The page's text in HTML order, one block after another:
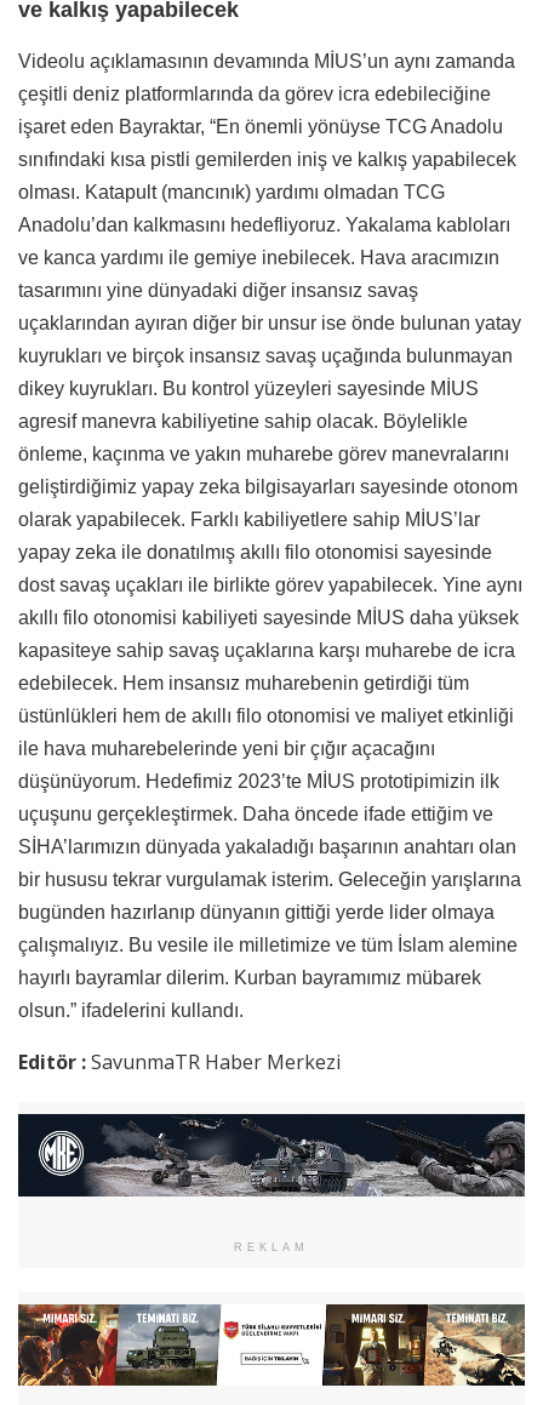
ve kalkış yapabilecek
Videolu açıklamasının devamında MİUS’un aynı zamanda
çeşitli deniz platformlarında da görev icra edebileciğine
işaret eden Bayraktar, “En önemli yönüyse TCG Anadolu
sınıfındaki kısa pistli gemilerden iniş ve kalkış yapabilecek
olması. Katapult (mancınık) yardımı olmadan TCG
Anadolu’dan kalkmasını hedefliyoruz. Yakalama kabloları
ve kanca yardımı ile gemiye inebilecek. Hava aracımızın
tasarımını yine dünyadaki diğer insansız savaş
uçaklarından ayıran diğer bir unsur ise önde bulunan yatay
kuyrukları ve birçok insansız savaş uçağında bulunmayan
dikey kuyrukları. Bu kontrol yüzeyleri sayesinde MİUS
agresif manevra kabiliyetine sahip olacak. Böylelikle
önleme, kaçınma ve yakın muharebe görev manevralarını
geliştirdiğimiz yapay zeka bilgisayarları sayesinde otonom
olarak yapabilecek. Farklı kabiliyetlere sahip MİUS’lar
yapay zeka ile donatılmış akıllı filo otonomisi sayesinde
dost savaş uçakları ile birlikte görev yapabilecek. Yine aynı
akıllı filo otonomisi kabiliyeti sayesinde MİUS daha yüksek
kapasiteye sahip savaş uçaklarına karşı muharebe de icra
edebilecek. Hem insansız muharebenin getirdiği tüm
üstünlükleri hem de akıllı filo otonomisi ve maliyet etkinliği
ile hava muharebelerinde yeni bir çığır açacağını
düşünüyorum. Hedefimiz 2023’te MİUS prototipimizin ilk
uçuşunu gerçekleştirmek. Daha öncede ifade ettiğim ve
SİHA’larımızın dünyada yakaladığı başarının anahtarı olan
bir hususu tekrar vurgulamak isterim. Geleceğin yarışlarına
bugünden hazırlanıp dünyanın gittiği yerde lider olmaya
çalışmalıyız. Bu vesile ile milletimize ve tüm İslam alemine
hayırlı bayramlar dilerim. Kurban bayramımız mübarek
olsun.” ifadelerini kullandı.
Editör :SavunmaTR Haber Merkezi
REKLAM